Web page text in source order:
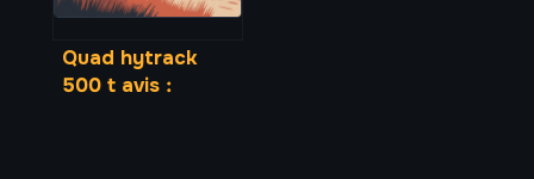
Quad hytrack
500 t avis :